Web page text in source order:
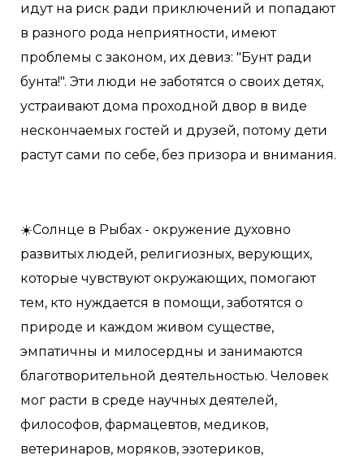
идут на риск ради приключений и попадают
в разного рода неприятности, имеют
проблемы с законом, их девиз: "Бунт ради
бунта!". Эти люди не заботятся о своих детях,
устраивают дома проходной двор в виде
нескончаемых гостей и друзей, потому дети
растут сами по себе, без призора и внимания.
☀️Солнце в Рыбах - окружение духовно
развитых людей, религиозных, верующих,
которые чувствуют окружающих, помогают
тем, кто нуждается в помощи, заботятся о
природе и каждом живом существе,
эмпатичны и милосердны и занимаются
благотворительной деятельностью. Человек
мог расти в среде научных деятелей,
философов, фармацевтов, медиков,
ветеринаров, моряков, эзотериков,